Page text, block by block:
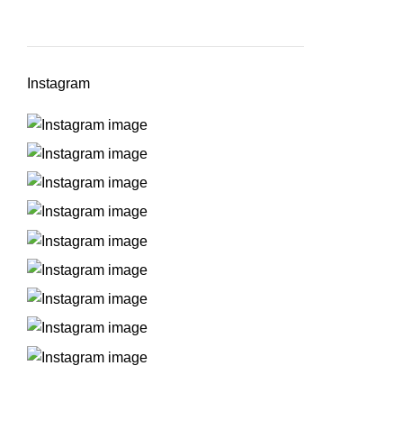
Instagram